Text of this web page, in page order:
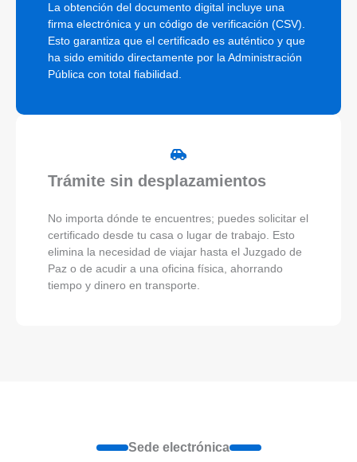
La obtención del documento digital incluye una
firma electrónica y un código de verificación (CSV).
Esto garantiza que el certificado es auténtico y que
ha sido emitido directamente por la Administración
Pública con total fiabilidad.
Trámite sin desplazamientos
No importa dónde te encuentres; puedes solicitar el
certificado desde tu casa o lugar de trabajo. Esto
elimina la necesidad de viajar hasta el Juzgado de
Paz o de acudir a una oficina física, ahorrando
tiempo y dinero en transporte.
Sede electrónica